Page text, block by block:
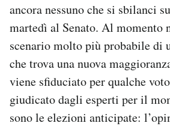
ancora nessuno che si sbilanci
martedì al Senato. Al momento
scenario molto più probabile di
che trova una nuova
viene sfiduciato per qualche
giudicato dagli esperti per il
sono le elezioni anticipate: